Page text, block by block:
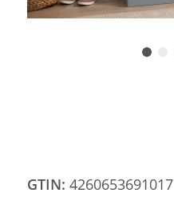
GTIN: 4260653691017